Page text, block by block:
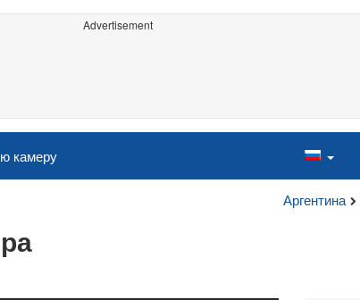
Advertisement
камеру
Аргентина